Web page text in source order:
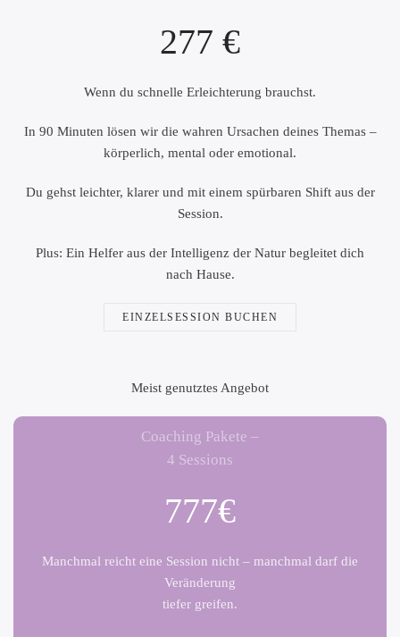
277 €
Wenn du schnelle Erleichterung brauchst.
In 90 Minuten lösen wir die wahren Ursachen deines Themas –
körperlich, mental oder emotional.
Du gehst leichter, klarer und mit einem spürbaren Shiftaus der
Session.
Plus: Ein Helfer aus der Intelligenz der Natur begleitet dich
nach Hause.
EINZELSESSION BUCHEN
Meist genutztes Angebot
Coaching Pakete –
4 Sessions
777€
Manchmal reicht eine Session nicht – manchmal darf die
Veränderung
tiefer greifen.